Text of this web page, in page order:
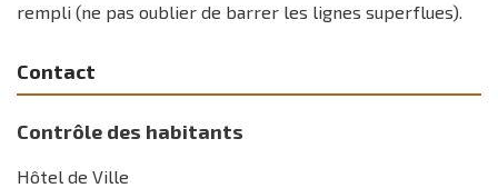
rempli (ne pas oublier de barrer les lignes superflues).
Contact
Contrôle des habitants
Hôtel de Ville